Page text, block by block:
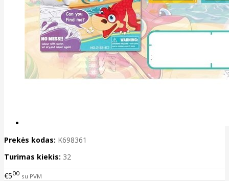
Prekės kodas: K698361
Turimas kiekis: 32
€500 su PVM